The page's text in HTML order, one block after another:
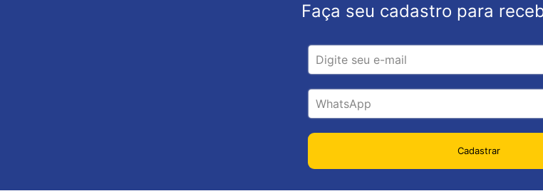
Faça seu cadastro para
Cadastrar